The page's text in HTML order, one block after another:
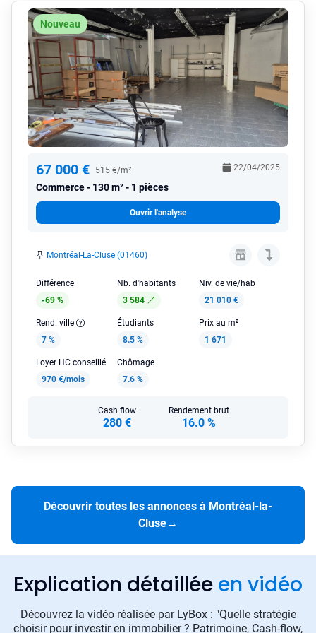
Nouveau
67 000 € 515 €/m²
Commerce 130 m² - 1 pièces
22/04/2025
Ouvrir l'analyse
Montréal-La-Cluse (01460)
Différence
-69 %
Nb. d'habitants
3 584
Niv. de vie/hab
21 010 €
Rend. ville
7 %
Étudiants
8.5 %
Prix au m²
1 671
Loyer HC conseillé
970 €/mois
Chômage
7.6 %
Cash flow
280 €
Rendement brut
16.0 %
Découvrir toutes les annonces à Montréal-la-
Cluse→
Explication détaillée en vidéo
Découvrez la vidéo réalisée par LyBox : "Quelle stratégie
choisir pour investir en immobilier ? Patrimoine, Cash-flow,